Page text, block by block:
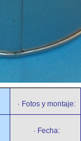
· Fotos y montaje:
· Fecha: